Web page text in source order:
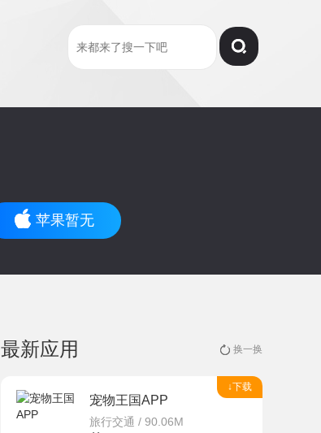
苹果暂无
最新应用 换一换
↓下载
宠物王国APP
旅行交通 / 90.06M